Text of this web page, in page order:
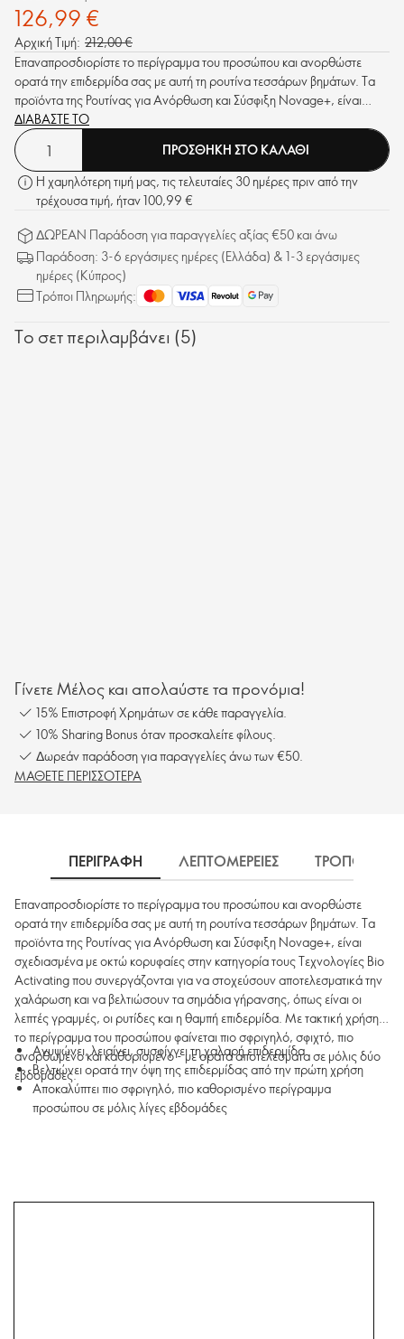
126,99 €
Αρχική Τιμή: 212,00 €
Επαναπροσδιορίστε το περίγραμμα του προσώπου και ανορθώστε
ορατά την επιδερμίδα σας με αυτή τη ρουτίνα τεσσάρων βημάτων. Τα
προϊόντα της Ρουτίνας για Ανόρθωση και Σύσφιξη Novage+, είναι
σχεδιασμένα με οκτώ κορυφαίες στην κατηγορία τους Τεχνολογίες Bio
Activating που συνεργάζονται για να στοχεύσουν αποτελεσματικά την
χαλάρωση και να βελτιώσουν τα σημάδια γήρανσης, όπως είναι οι
λεπτές γραμμές, οι ρυτίδες και η θαμπή επιδερμίδα. Με τακτική χρήση,
το περίγραμμα του προσώπου φαίνεται πιο σφριγηλό, σφιχτό, πιο
ανορθωμένο και καθορισμένο - με ορατά αποτελέσματα σε μόλις δύο
εβδομάδες.
ΔΙΑΒΑΣΤΕ ΤΟ
ΠΡΟΣΘΗΚΗ ΣΤΟ ΚΑΛΑΘΙ
Η χαμηλότερη τιμή μας, τις τελευταίες 30 ημέρες πριν από την
τρέχουσα τιμή, ήταν 100,99 €
ΔΩΡΕΑΝ Παράδοση για παραγγελίες αξίας €50 και άνω
Παράδοση: 3-6 εργάσιμες ημέρες (Ελλάδα) & 1-3 εργάσιμες
ημέρες (Κύπρος)
Τρόποι Πληρωμής:
Το σετ περιλαμβάνει (5)
Γίνετε Μέλος και απολαύστε τα προνόμια!
15% Επιστροφή Χρημάτων σε κάθε παραγγελία.
10% Sharing Bonus όταν προσκαλείτε φίλους.
Δωρεάν παράδοση για παραγγελίες άνω των €50.
ΜΑΘΕΤΕ ΠΕΡΙΣΣΟΤΕΡΑ
ΠΕΡΙΓΡΑΦΗ ΛΕΠΤΟΜΕΡΕΙΕΣ ΤΡΟΠΟΣ
Επαναπροσδιορίστε το περίγραμμα του προσώπου και ανορθώστε
ορατά την επιδερμίδα σας με αυτή τη ρουτίνα τεσσάρων βημάτων. Τα
προϊόντα της Ρουτίνας για Ανόρθωση και Σύσφιξη Novage+, είναι
σχεδιασμένα με οκτώ κορυφαίες στην κατηγορία τους Τεχνολογίες Bio
Activating που συνεργάζονται για να στοχεύσουν αποτελεσματικά την
χαλάρωση και να βελτιώσουν τα σημάδια γήρανσης, όπως είναι οι
λεπτές γραμμές, οι ρυτίδες και η θαμπή επιδερμίδα. Με τακτική χρήση,
το περίγραμμα του προσώπου φαίνεται πιο σφριγηλό, σφιχτό, πιο
ανορθωμένο και καθορισμένο - με ορατά αποτελέσματα σε μόλις δύο
εβδομάδες.
Ανυψώνει, λειαίνει, συσφίγγει τη χαλαρή επιδερμίδα
Βελτιώνει ορατά την όψη της επιδερμίδας από την πρώτη χρήση
Αποκαλύπτει πιο σφριγηλό, πιο καθορισμένο περίγραμμα
προσώπου σε μόλις λίγες εβδομάδες